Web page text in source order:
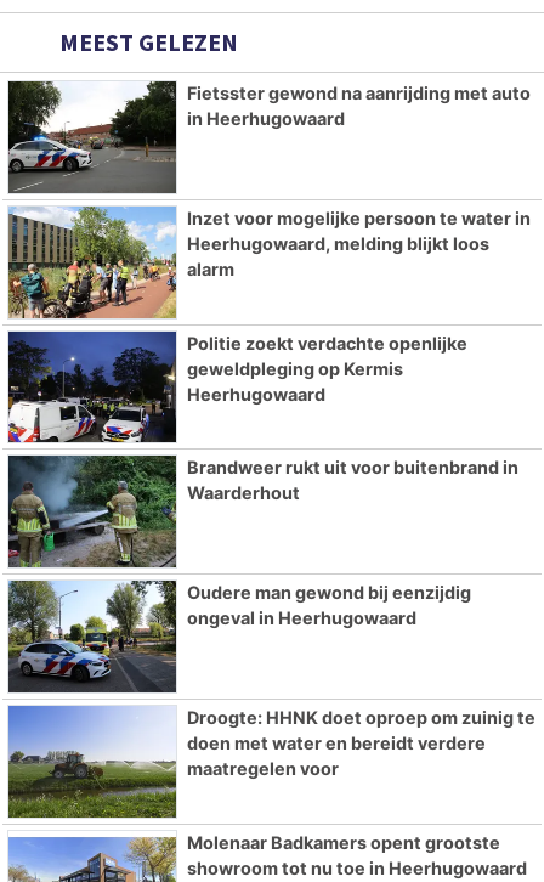
MEEST GELEZEN
Fietsster gewond na aanrijding met auto
in Heerhugowaard
Inzet voor mogelijke persoon te water in
Heerhugowaard, melding blijkt loos
alarm
Politie zoekt verdachte openlijke
geweldpleging op Kermis
Heerhugowaard
Brandweer rukt uit voor buitenbrand in
Waarderhout
Oudere man gewond bij eenzijdig
ongeval in Heerhugowaard
Droogte: HHNK doet oproep om zuinig te
doen met water en bereidt verdere
maatregelen voor
Molenaar Badkamers opent grootste
showroom tot nu toe in Heerhugowaard